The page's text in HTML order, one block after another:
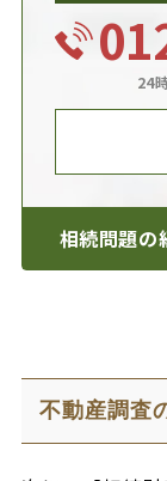
24
相続問題の
不動産調査